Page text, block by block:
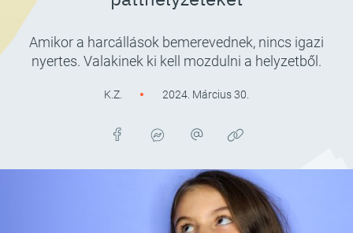
Amikor a harcállások bemerevednek, nincs igazi
nyertes. Valakinek ki kell mozdulni a helyzetből.
K.Z. 2024. Március 30.